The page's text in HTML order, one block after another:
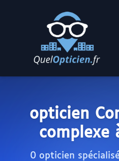
opticien
complexe
0 opticien